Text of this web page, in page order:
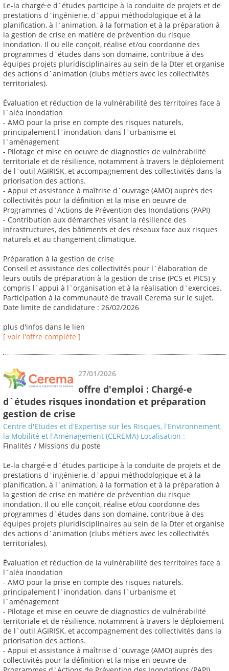
Le-la chargé·e d`études participe à la conduite de projets et de
prestations d`ingénierie, d`appui méthodologique et à la
planification, à l`animation, à la formation et à la préparation à
la gestion de crise en matière de prévention du risque
inondation. Il ou elle conçoit, réalise et/ou coordonne des
programmes d`études dans son domaine, contribue à des
équipes projets pluridisciplinaires au sein de la Dter et organise
des actions d`animation (clubs métiers avec les collectivités
territoriales).
Évaluation et réduction de la vulnérabilité des territoires face à
l`aléa inondation
- AMO pour la prise en compte des risques naturels,
principalement l`inondation, dans l`urbanisme et
l`aménagement
- Pilotage et mise en oeuvre de diagnostics de vulnérabilité
territoriale et de résilience, notamment à travers le déploiement
de l`outil AGIRISK, et accompagnement des collectivités dans la
priorisation des actions.
- Appui et assistance à maîtrise d`ouvrage (AMO) auprès des
collectivités pour la définition et la mise en oeuvre de
Programmes d`Actions de Prévention des Inondations (PAPI)
- Contribution aux démarches visant la résilience des
infrastructures, des bâtiments et des réseaux face aux risques
naturels et au changement climatique.
Préparation à la gestion de crise
Conseil et assistance des collectivités pour l`élaboration de
leurs outils de préparation à la gestion de crise (PCS et PICS) y
compris l`appui à l`organisation et à la réalisation d`exercices.
Participation à la communauté de travail Cerema sur le sujet.
Date limite de candidature : 26/02/2026
plus d'infos dans le lien
[ voir l'offre complète ]
27/01/2026
offre d'emploi : Chargé-e
d`études risques inondation et préparation
gestion de crise
Centre d'Etudes et d'Expertise sur les Risques, l'Environnement,
la Mobilité et l'Aménagement (CEREMA) Localisation :
Finalités / Missions du poste
Le-la chargé·e d`études participe à la conduite de projets et de
prestations d`ingénierie, d`appui méthodologique et à la
planification, à l`animation, à la formation et à la préparation à
la gestion de crise en matière de prévention du risque
inondation. Il ou elle conçoit, réalise et/ou coordonne des
programmes d`études dans son domaine, contribue à des
équipes projets pluridisciplinaires au sein de la Dter et organise
des actions d`animation (clubs métiers avec les collectivités
territoriales).
Évaluation et réduction de la vulnérabilité des territoires face à
l`aléa inondation
- AMO pour la prise en compte des risques naturels,
principalement l`inondation, dans l`urbanisme et
l`aménagement
- Pilotage et mise en oeuvre de diagnostics de vulnérabilité
territoriale et de résilience, notamment à travers le déploiement
de l`outil AGIRISK, et accompagnement des collectivités dans la
priorisation des actions.
- Appui et assistance à maîtrise d`ouvrage (AMO) auprès des
collectivités pour la définition et la mise en oeuvre de